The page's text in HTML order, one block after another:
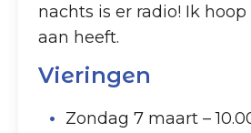
nachts is er radio! Ik
aan heeft.
Vieringen
Zondag 7 maart –